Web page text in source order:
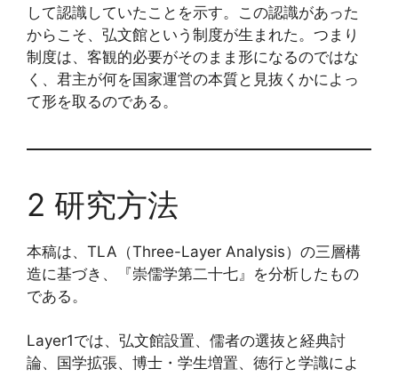
して認識していたことを示す。この認識があった
からこそ、弘文館という制度が生まれた。つまり
制度は、客観的必要がそのまま形になるのではな
く、君主が何を国家運営の本質と見抜くかによっ
て形を取るのである。
2 研究方法
本稿は、TLA（Three-Layer Analysis）の三層構
造に基づき、『崇儒学第二十七』を分析したもの
である。
Layer1では、弘文館設置、儒者の選抜と経典討
論、国学拡張、博士・学生増置、徳行と学識によ